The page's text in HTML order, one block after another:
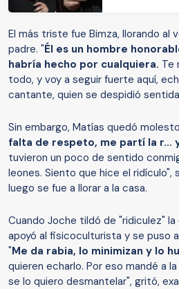
El más triste fue Bimza, llorando al
padre. "Él es un hombre
habría hecho por cualquiera. Te
todo, y voy a seguir fuerte aquí,
cantante, quien se despidió
Sin embargo, Matías quedó
falta de respeto, me partí la r…
tuvieron un poco de sentido
leones. Siento que hice el ridículo",
luego se fue a llorar a la casa.
Cuando Joche tildó de "ridiculez"
apoyó al fisicoculturista y se puso
"Me da rabia, lo minimizan y lo
quieren echarlo. Por eso mandé a
se lo quiero desmantelar", gritó,